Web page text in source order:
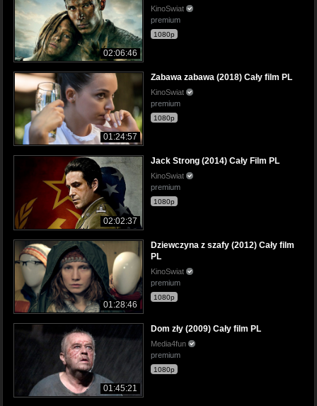
02:06:46
KinoSwiat
premium
1080p
01:24:57
Zabawa zabawa (2018) Cały film PL
KinoSwiat
premium
1080p
02:02:37
Jack Strong (2014) Cały Film PL
KinoSwiat
premium
1080p
01:28:46
Dziewczyna z szafy (2012) Cały film
PL
KinoSwiat
premium
1080p
01:45:21
Dom zły (2009) Cały film PL
Media4fun
premium
1080p